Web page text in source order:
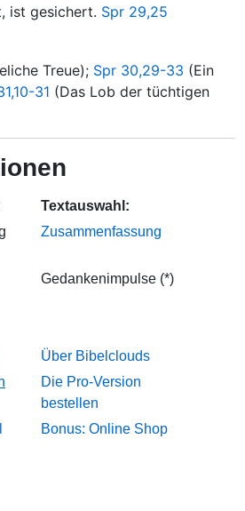
ist gesichert. Spr 29,25
Treue); Spr 30,29-33 (Ein
31 (Das Lob der tüchtigen
Textauswahl:
Zusammenfassung
Gedankenimpulse (*)
Über Bibelclouds
Die Pro-Version
bestellen
Bonus: Online Shop